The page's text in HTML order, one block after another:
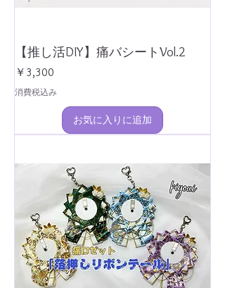
【推し活DIY】痛バシートVol.2
価格
￥3,300
消費税込み
お気に入りに追加